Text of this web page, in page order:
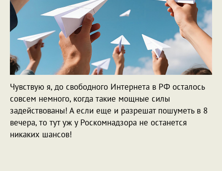
Чувствую я, до свободного Интернета в РФ осталось
совсем немного, когда такие мощные силы
задействованы! А если еще и разрешат пошуметь в 8
вечера, то тут уж у Роскомнадзора не останется
никаких шансов!